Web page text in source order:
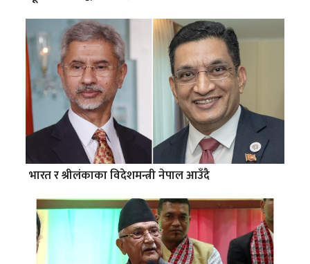
भारत र श्रीलंकाका विदेशमन्त्री नेपाल आउँदै